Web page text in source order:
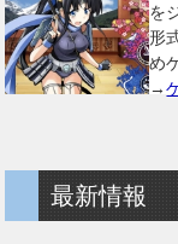
を
形
め
→
最新情報